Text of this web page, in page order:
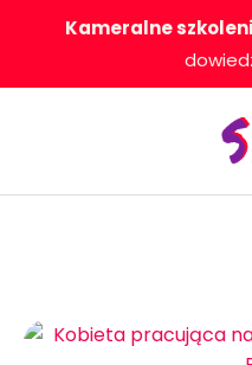
Kameralne
Strona główna
Konkurs Sukces